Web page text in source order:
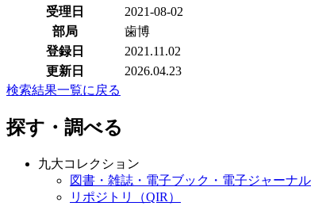
受理日
2021-08-02
部局
歯博
登録日
2021.11.02
更新日
2026.04.23
検索結果一覧に戻る
探す・調べる
九大コレクション
図書・雑誌・電子ブック・電子ジャーナル
リポジトリ（QIR）